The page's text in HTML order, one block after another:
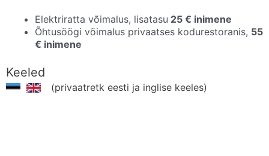
Elektriratta võimalus, lisatasu 25 € inimene
Õhtusöögi võimalus privaatses kodurestoranis, 55
€ inimene
Keeled
(privaatretk eesti ja inglise keeles)